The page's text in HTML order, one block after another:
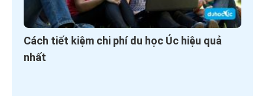
Cách tiết kiệm chi phí du học Úc hiệu quả
nhất